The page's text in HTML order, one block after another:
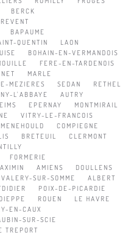
BERCK
BAPAUME
QUENTIN
LAON
BOHAIN-EN-VERMANDOIS
FERE-EN-TARDENOIS
MARLE
MEZIERES SEDAN
RETHEL
L'ABBAYE
AUTRY
EPERNAY
MONTMIRAIL
VITRY-LE-FRANCOIS
COMPIEGNE
BRETEUIL
CLERMONT
FORMERIE
AMIENS
DOULLENS
SUR-SOMME
ALBERT
POIX-DE-PICARDIE
DIEPPE ROUEN
LE HAVRE
EN-CAUX
SUR-SCIE
TREPORT